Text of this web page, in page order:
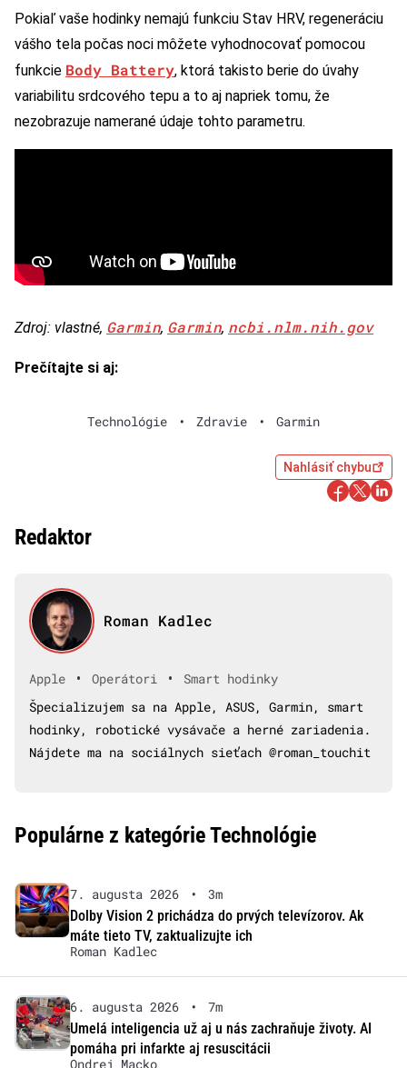
Pokiaľ vaše hodinky nemajú funkciu Stav HRV, regeneráciu
vášho tela počas noci môžete vyhodnocovať pomocou
funkcie Body Battery, ktorá takisto berie do úvahy
variabilitu srdcového tepu a to aj napriek tomu, že
nezobrazuje namerané údaje tohto parametru.
Zdroj: vlastné, Garmin, Garmin, ncbi.nlm.nih.gov
Prečítajte si aj:
Technológie • Zdravie • Garmin
Nahlásiť chybu
Redaktor
Roman Kadlec
Apple • Operátori •
Smart hodinky
Špecializujem sa na Apple, ASUS, Garmin, smart
hodinky, robotické vysávače a herné zariadenia.
Nájdete ma na sociálnych sieťach @roman_touchit
Populárne z kategórie Technológie
7. augusta 2026 •
3m
Dolby Vision 2 prichádza do prvých televízorov. Ak
máte tieto TV, zaktualizujte ich
Roman Kadlec
6. augusta 2026 •
7m
Umelá inteligencia už aj u nás zachraňuje životy. AI
pomáha pri infarkte aj resuscitácii
Ondrej Macko